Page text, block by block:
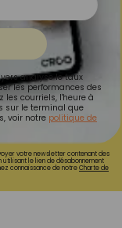
analyse le taux
les performances des
les courriels, l'heure à
sur le terminal que
voir notre politique de
votre newsletter contenant des
le lien de désabonnement
connaissance de notreCharte de